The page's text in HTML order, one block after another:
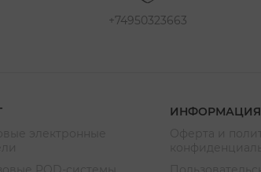
+74950323663
ИНФОРМАЦИЯ